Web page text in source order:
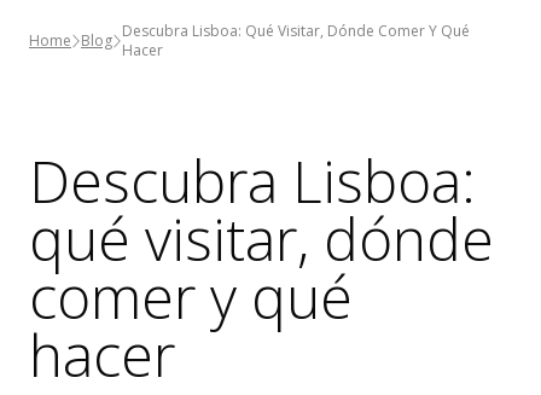
Home Blog Descubra Lisboa: Qué Visitar, Dónde Comer Y Qué
Hacer
Descubra Lisboa:
qué visitar, dónde
comer y qué
hacer